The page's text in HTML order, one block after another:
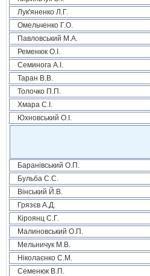
Лук'яненко Л.Г.
Омельченко Г.О.
Павловський М.А.
Ременюк О.І.
Семинога А.І.
Таран В.В.
Толочко П.П.
Хмара С.І.
Юхновський О.І.
Баранівський О.П.
Бульба С.С.
Вінський Й.В.
Грязєв А.Д.
Кіроянц С.Г.
Малиновський О.П.
Мельничук М.В.
Ніколаєнко С.М.
Семенюк В.П.